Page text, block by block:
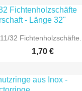
11/32 Fichtenholzschäfte...
1,70 €